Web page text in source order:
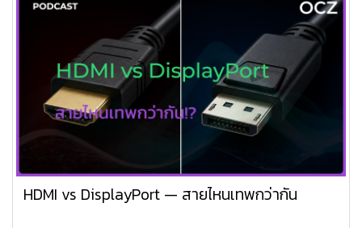
HDMI vs DisplayPort — สายไหนเทพกว่ากัน